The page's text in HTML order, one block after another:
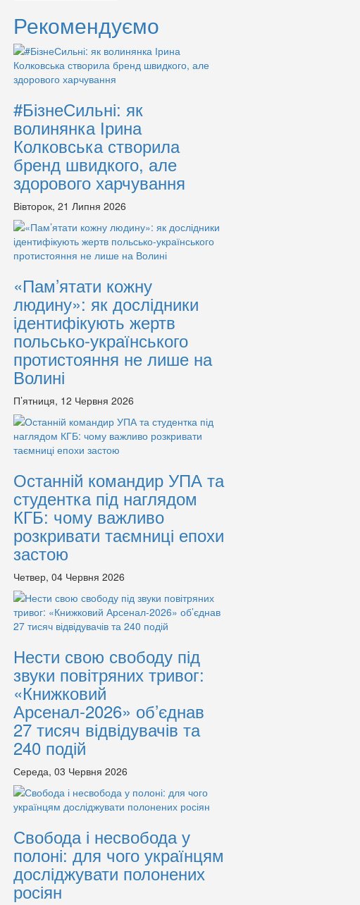
Рекомендуємо
#БізнеСильні: як
волинянка Ірина
Колковська створила
бренд швидкого, але
здорового харчування
Вівторок, 21 Липня 2026
«Пам’ятати кожну
людину»: як дослідники
ідентифікують жертв
польсько-українського
протистояння не лише на
Волині
П’ятниця, 12 Червня 2026
Останній командир УПА та
студентка під наглядом
КГБ: чому важливо
розкривати таємниці епохи
застою
Четвер, 04 Червня 2026
Нести свою свободу під
звуки повітряних тривог:
«Книжковий
Арсенал-2026» об’єднав
27 тисяч відвідувачів та
240 подій
Середа, 03 Червня 2026
Свобода і несвобода у
полоні: для чого українцям
досліджувати полонених
росіян